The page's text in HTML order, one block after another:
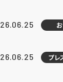
26.06.25
26.06.25 プレ